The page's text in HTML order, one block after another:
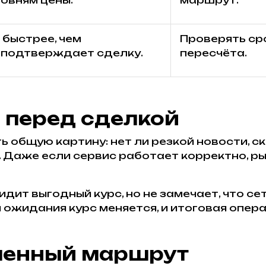
чем
сделку.
Проверять
пересчёта.
сделкой
картину: нет ли резкой новости,
Даже если сервис работает корректно,
выгодный курс, но не замечает, что
курс меняется, и итоговая
маршрут